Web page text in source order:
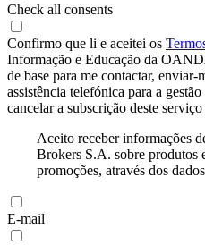
Check all consents
Confirmo que li e aceitei os
Informação e Educação da
de base para me contactar, enviar-
assistência telefónica para a
cancelar a subscrição deste
Aceito receber informações
Brokers S.A. sobre produtos
promoções, através dos
E-mail